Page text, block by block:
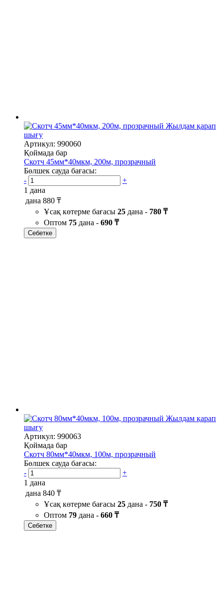
Жылдам қарап
шығу
Артикул: 990060
Қоймада бар
Скотч 45мм*40мкм, 200м, прозрачный
Бөлшек сауда бағасы:
-
+
1 дана
дана 880 ₸
Ұсақ көтерме бағасы 25 дана - 780 ₸
Оптом 75 дана - 690 ₸
Себетке
Жылдам қарап
шығу
Артикул: 990063
Қоймада бар
Скотч 80мм*40мкм, 100м, прозрачный
Бөлшек сауда бағасы:
-
+
1 дана
дана 840 ₸
Ұсақ көтерме бағасы 25 дана - 750 ₸
Оптом 79 дана - 660 ₸
Себетке